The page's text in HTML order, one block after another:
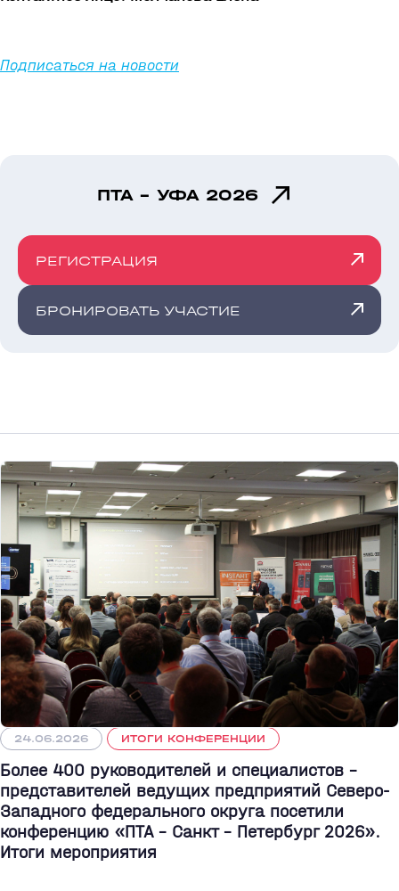
Подписаться на новости
ПТА - УФА 2026
РЕГИСТРАЦИЯ
БРОНИРОВАТЬ УЧАСТИЕ
24.06.2026 ИТОГИ КОНФЕРЕНЦИИ
Более 400 руководителей и специалистов –
представителей ведущих предприятий Северо-
Западного федерального округа посетили
конференцию «ПТА – Санкт - Петербург 2026».
Итоги мероприятия